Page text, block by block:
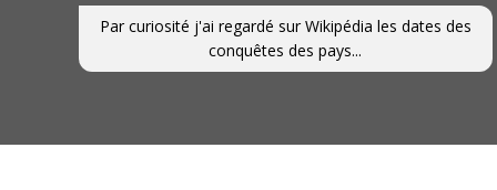
Par curiosité j'ai regardé sur Wikipédia les dates des
conquêtes des pays...